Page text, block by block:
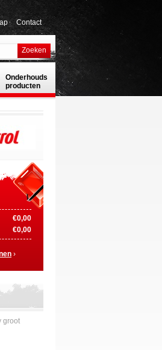
Contact
Zoeken
Onderhouds
producten
€0,00
€0,00
›
groot